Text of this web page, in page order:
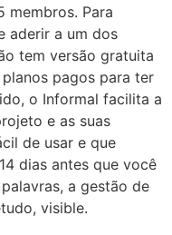
membros. Para
aderir a um dos
tem versão gratuita
pagos para ter
o Informal facilita a
e as suas
de usar e que
dias antes que você
a gestão de
visible.